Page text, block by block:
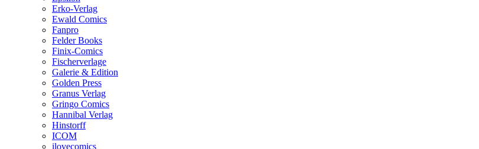
Erko-Verlag
Ewald Comics
Fanpro
Felder Books
Finix-Comics
Fischerverlage
Galerie & Edition
Golden Press
Granus Verlag
Gringo Comics
Hannibal Verlag
Hinstorff
ICOM
ilovecomics